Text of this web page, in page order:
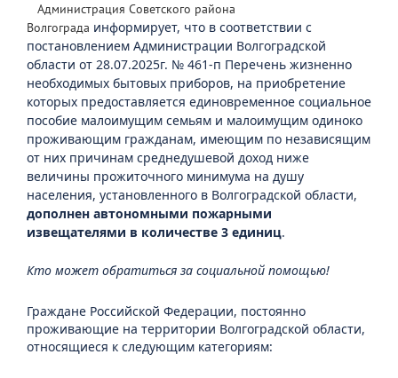
​ Администрация Советского района
Волгограда информирует, что в соответствии с
постановлением Администрации Волгоградской
области от 28.07.2025г. № 461-п Перечень жизненно
необходимых бытовых приборов, на приобретение
которых предоставляется единовременное социальное
пособие малоимущим семьям и малоимущим одиноко
проживающим гражданам, имеющим по независящим
от них причинам среднедушевой доход ниже
величины прожиточного минимума на душу
населения, установленного в Волгоградской области,
дополнен автономными пожарными
извещателями в количестве 3 единиц.
Кто может обратиться за социальной помощью!
Граждане Российской Федерации, постоянно
проживающие на территории Волгоградской области,
относящиеся к следующим категориям: